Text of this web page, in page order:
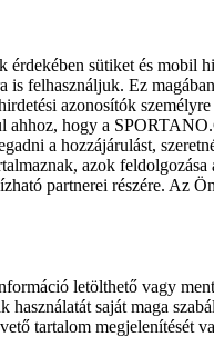
sütiket és
is felhasználjuk. Ez
azonosítók
hogy a
a hozzájárulást,
azok
partnerei részére. Az
letölthető vagy
saját maga
tartalom megjelenítését